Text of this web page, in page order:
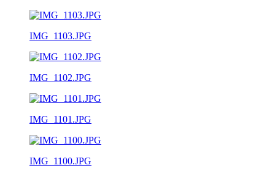
IMG_1103.JPG
IMG_1102.JPG
IMG_1101.JPG
IMG_1100.JPG